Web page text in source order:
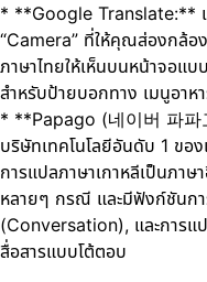
* **Google Translate:**
“Camera” ที่ให้คุณส่องกล้อ
ภาษาไทยให้เห็นบนหน้าจอแ
สำหรับป้ายบอกทาง เมนูอาห
* **Papago (네이버 파파
บริษัทเทคโนโลยีอันดับ 1 ขอ
การแปลภาษาเกาหลีเป็นภา
หลายๆ กรณี และมีฟังก์ชันก
(Conversation), และการแ
สื่อสารแบบโต้ตอบ